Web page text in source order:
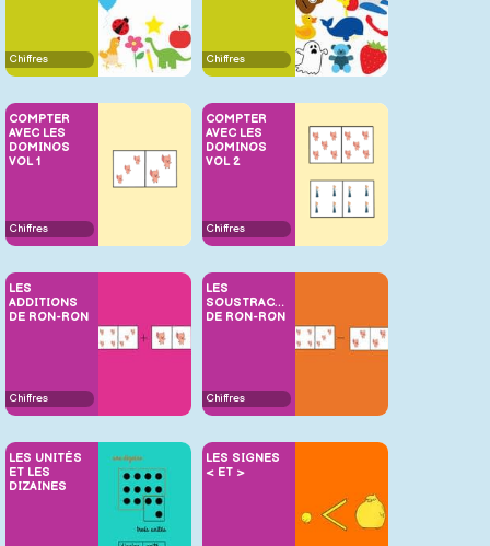
Chiffres Chiffres
COMPTER
AVEC LES
DOMINOS
VOL 1
Chiffres
COMPTER
AVEC LES
DOMINOS
VOL 2
Chiffres
LES
ADDITIONS
DE RON-RON
Chiffres
LES
SOUSTRACTIONS
DE RON-RON
Chiffres
LES UNITÉS
ET LES
DIZAINES
LES SIGNES
< ET >